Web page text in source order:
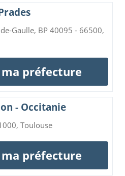
Gaulle, BP 40095 - 66500,
préfecture
- Occitanie
Toulouse
préfecture